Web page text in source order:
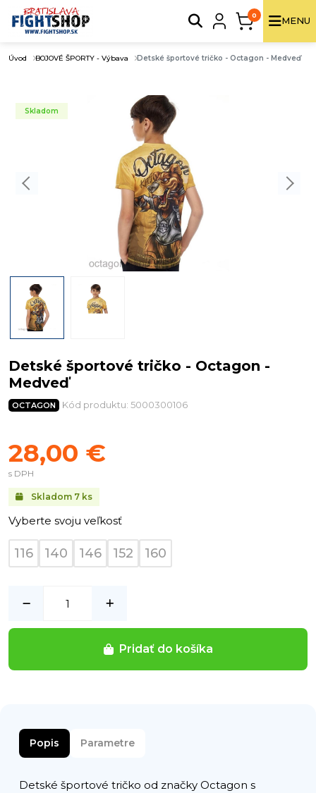
0
MENU
Úvod BOJOVÉ ŠPORTY - Výbava Detské športové tričko - Octagon - Medveď
Skladom
Detské športové tričko - Octagon -
Medveď
OCTAGON Kód produktu: 5000300106
Skladom 7 ks
28,00 €
s DPH
Vyberte svoju veľkosť
116 140 146 152 160
Pridať do košíka
Popis Parametre
Detské športové tričko od značky Octagon s